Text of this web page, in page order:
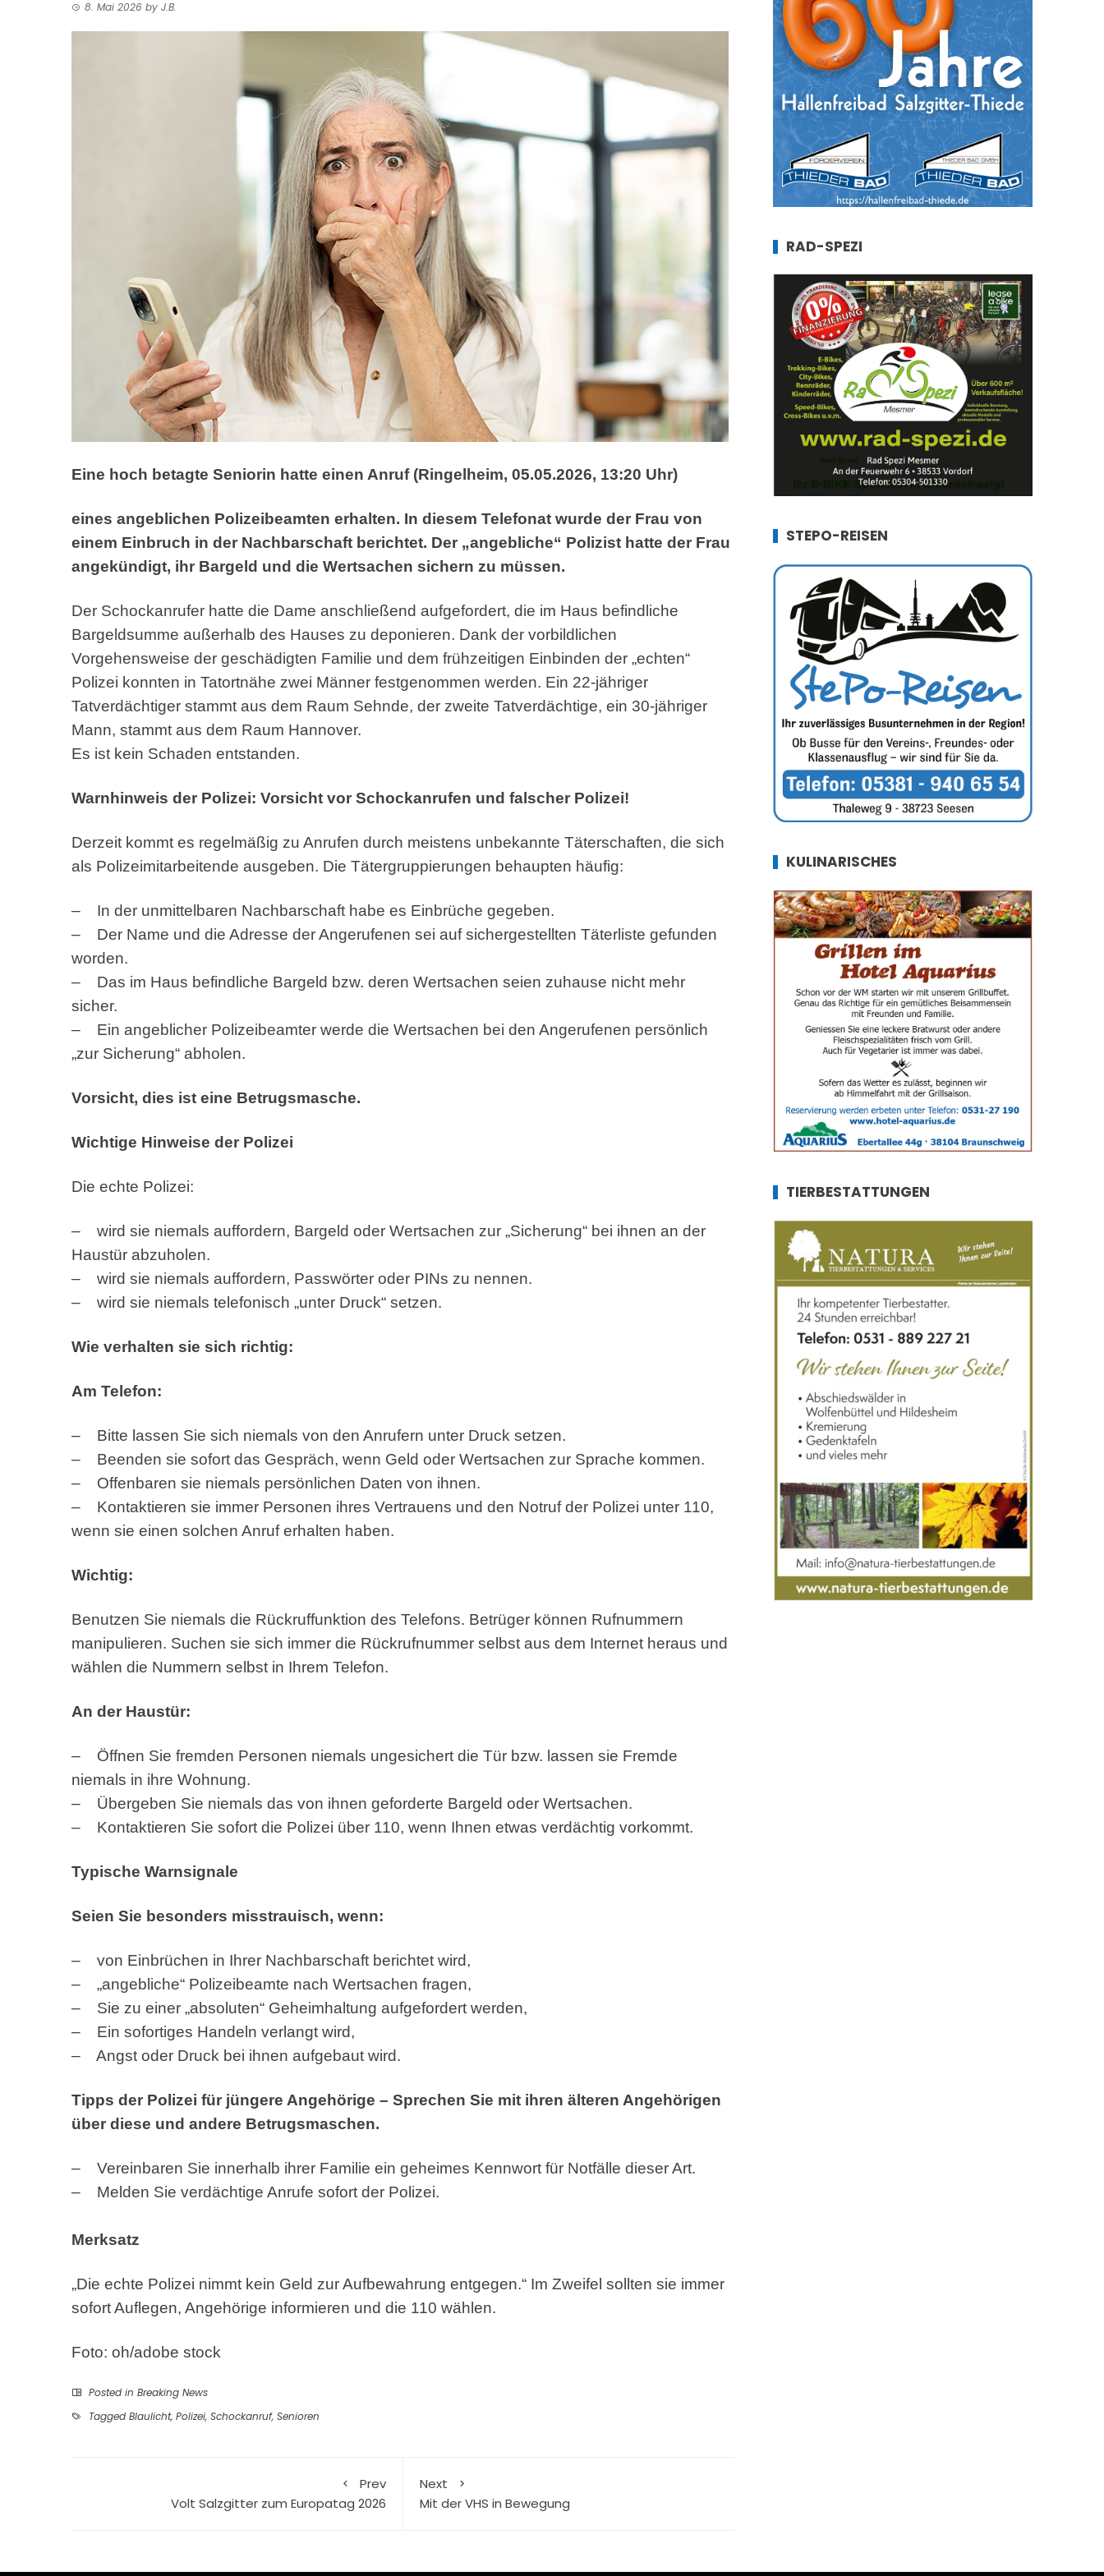
8. Mai 2026 by J.B.
Eine hoch betagte Seniorin hatte einen Anruf (Ringelheim, 05.05.2026, 13:20 Uhr)
eines angeblichen Polizeibeamten erhalten. In diesem Telefonat wurde der Frau von
einem Einbruch in der Nachbarschaft berichtet. Der „angebliche“ Polizist hatte der Frau
angekündigt, ihr Bargeld und die Wertsachen sichern zu müssen.
Der Schockanrufer hatte die Dame anschließend aufgefordert, die im Haus befindliche
Bargeldsumme außerhalb des Hauses zu deponieren. Dank der vorbildlichen
Vorgehensweise der geschädigten Familie und dem frühzeitigen Einbinden der „echten“
Polizei konnten in Tatortnähe zwei Männer festgenommen werden. Ein 22-jähriger
Tatverdächtiger stammt aus dem Raum Sehnde, der zweite Tatverdächtige, ein 30-jähriger
Mann, stammt aus dem Raum Hannover.
Es ist kein Schaden entstanden.
Warnhinweis der Polizei: Vorsicht vor Schockanrufen und falscher Polizei!
Derzeit kommt es regelmäßig zu Anrufen durch meistens unbekannte Täterschaften, die sich
als Polizeimitarbeitende ausgeben. Die Tätergruppierungen behaupten häufig:
– In der unmittelbaren Nachbarschaft habe es Einbrüche gegeben.
– Der Name und die Adresse der Angerufenen sei auf sichergestellten Täterliste gefunden
worden.
– Das im Haus befindliche Bargeld bzw. deren Wertsachen seien zuhause nicht mehr
sicher.
– Ein angeblicher Polizeibeamter werde die Wertsachen bei den Angerufenen persönlich
„zur Sicherung“ abholen.
Vorsicht, dies ist eine Betrugsmasche.
Wichtige Hinweise der Polizei
Die echte Polizei:
– wird sie niemals auffordern, Bargeld oder Wertsachen zur „Sicherung“ bei ihnen an der
Haustür abzuholen.
– wird sie niemals auffordern, Passwörter oder PINs zu nennen.
– wird sie niemals telefonisch „unter Druck“ setzen.
Wie verhalten sie sich richtig:
Am Telefon:
– Bitte lassen Sie sich niemals von den Anrufern unter Druck setzen.
– Beenden sie sofort das Gespräch, wenn Geld oder Wertsachen zur Sprache kommen.
– Offenbaren sie niemals persönlichen Daten von ihnen.
– Kontaktieren sie immer Personen ihres Vertrauens und den Notruf der Polizei unter 110,
wenn sie einen solchen Anruf erhalten haben.
Wichtig:
Benutzen Sie niemals die Rückruffunktion des Telefons. Betrüger können Rufnummern
manipulieren. Suchen sie sich immer die Rückrufnummer selbst aus dem Internet heraus und
wählen die Nummern selbst in Ihrem Telefon.
An der Haustür:
– Öffnen Sie fremden Personen niemals ungesichert die Tür bzw. lassen sie Fremde
niemals in ihre Wohnung.
– Übergeben Sie niemals das von ihnen geforderte Bargeld oder Wertsachen.
– Kontaktieren Sie sofort die Polizei über 110, wenn Ihnen etwas verdächtig vorkommt.
Typische Warnsignale
Seien Sie besonders misstrauisch, wenn:
– von Einbrüchen in Ihrer Nachbarschaft berichtet wird,
– „angebliche“ Polizeibeamte nach Wertsachen fragen,
– Sie zu einer „absoluten“ Geheimhaltung aufgefordert werden,
– Ein sofortiges Handeln verlangt wird,
– Angst oder Druck bei ihnen aufgebaut wird.
Tipps der Polizei für jüngere Angehörige – Sprechen Sie mit ihren älteren Angehörigen
über diese und andere Betrugsmaschen.
– Vereinbaren Sie innerhalb ihrer Familie ein geheimes Kennwort für Notfälle dieser Art.
– Melden Sie verdächtige Anrufe sofort der Polizei.
Merksatz
„Die echte Polizei nimmt kein Geld zur Aufbewahrung entgegen.“ Im Zweifel sollten sie immer
sofort Auflegen, Angehörige informieren und die 110 wählen.
Foto: oh/adobe stock
Posted in Breaking News
Tagged Blaulicht, Polizei, Schockanruf, Senioren
Prev
Volt Salzgitter zum Europatag 2026
Next
Mit der VHS in Bewegung
RAD-SPEZI
STEPO-REISEN
KULINARISCHES
TIERBESTATTUNGEN